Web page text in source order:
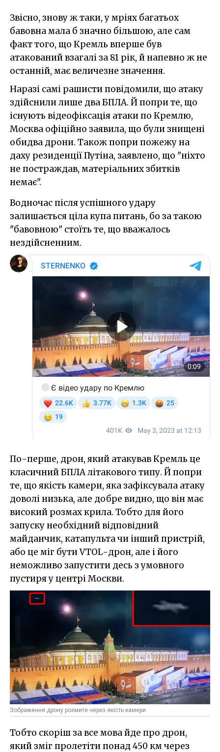
Звісно, знову ж таки, у мріях багатьох
бавовна мала б значно більшою, але сам
факт того, що Кремль вперше був
атакований взагалі за 81 рік, й напевно ж не
останній, має величезне значення.
Наразі самі рашисти повідомили, що атаку
здійснили лише два БПЛА. Й попри те, що
існують відеофіксація атаки по Кремлю,
Москва офіційно заявила, що були знищені
обидва дрони. Також попри пожежу на
даху резиденції Путіна, заявлено, що "ніхто
не постраждав, матеріальних збитків
немає".
Водночас після успішного удару
залишається ціла купа питань, бо за такою
"бавовною" стоїть те, що вважалось
нездійсненним.
По-перше, дрон, який атакував Кремль це
класичний БПЛА літакового типу. Й попри
те, що якість камери, яка зафіксувала атаку
доволі низька, але добре видно, що він має
високий розмах крила. Тобто для його
запуску необхідний відповідний
майданчик, катапульта чи інший пристрій,
або це міг бути VTOL-дрон, але і його
неможливо запустити десь з умовного
пустиря у центрі Москви.
Зображення дрону розмите через якість камери
Тобто скоріш за все мова йде про дрон,
який зміг пролетіти понад 450 км через